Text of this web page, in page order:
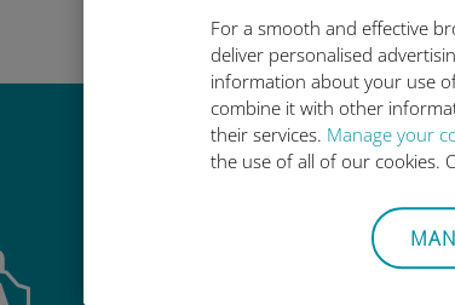
For a smooth and effective
deliver personalised
information about your use
combine it with other
their services. Manage your
the use of all of our cookies.
Ubigi